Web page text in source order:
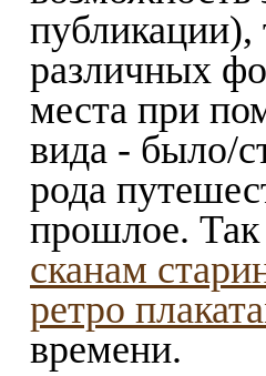
публикации),
различных
места при
вида - было/
рода
прошлое.
сканам
ретро
времени.